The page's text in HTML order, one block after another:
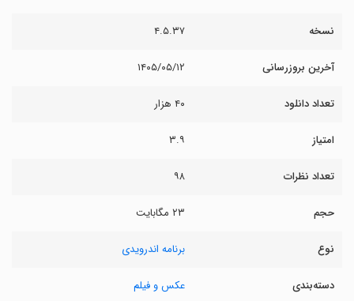
نسخه ۴.۵.۳۷
آخرین بروزرسانی ۱۴۰۵/۰۵/۱۲
تعداد دانلود ۴۰ هزار
امتیاز ۳.۹
تعداد نظرات ۹۸
حجم ۲۳ مگابایت
نوع برنامه اندرویدی
دسته‌بندی عکس و فیلم